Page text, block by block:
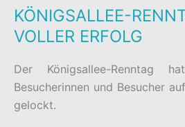
KÖNIGSALLEE-
VOLLER ERFOLG
Der Königsallee-Renntag
Besucherinnen und Besucher
gelockt.